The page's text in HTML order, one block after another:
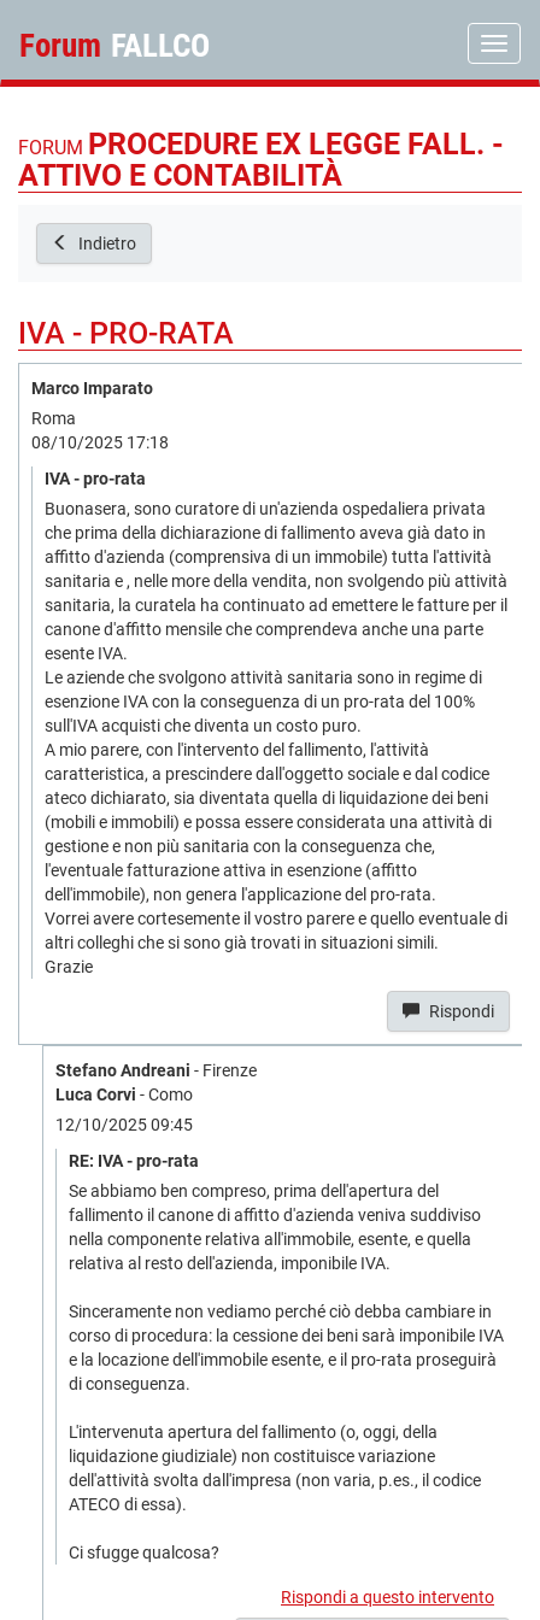
Forum FALLCO
FORUM PROCEDURE EX LEGGE FALL. -
ATTIVO E CONTABILITÀ
Indietro
IVA - PRO-RATA
Marco Imparato
Roma
08/10/2025 17:18
IVA - pro-rata
Buonasera, sono curatore di un'azienda ospedaliera privata
che prima della dichiarazione di fallimento aveva già dato in
affitto d'azienda (comprensiva di un immobile) tutta l'attività
sanitaria e , nelle more della vendita, non svolgendo più attività
sanitaria, la curatela ha continuato ad emettere le fatture per il
canone d'affitto mensile che comprendeva anche una parte
esente IVA.
Le aziende che svolgono attività sanitaria sono in regime di
esenzione IVA con la conseguenza di un pro-rata del 100%
sull'IVA acquisti che diventa un costo puro.
A mio parere, con l'intervento del fallimento, l'attività
caratteristica, a prescindere dall'oggetto sociale e dal codice
ateco dichiarato, sia diventata quella di liquidazione dei beni
(mobili e immobili) e possa essere considerata una attività di
gestione e non più sanitaria con la conseguenza che,
l'eventuale fatturazione attiva in esenzione (affitto
dell'immobile), non genera l'applicazione del pro-rata.
Vorrei avere cortesemente il vostro parere e quello eventuale di
altri colleghi che si sono già trovati in situazioni simili.
Grazie
Rispondi
Stefano Andreani - Firenze
Luca Corvi - Como
12/10/2025 09:45
RE: IVA - pro-rata
Se abbiamo ben compreso, prima dell'apertura del
fallimento il canone di affitto d'azienda veniva suddiviso
nella componente relativa all'immobile, esente, e quella
relativa al resto dell'azienda, imponibile IVA.
Sinceramente non vediamo perché ciò debba cambiare in
corso di procedura: la cessione dei beni sarà imponibile IVA
e la locazione dell'immobile esente, e il pro-rata proseguirà
di conseguenza.
L'intervenuta apertura del fallimento (o, oggi, della
liquidazione giudiziale) non costituisce variazione
dell'attività svolta dall'impresa (non varia, p.es., il codice
ATECO di essa).
Ci sfugge qualcosa?
Rispondi a questo intervento